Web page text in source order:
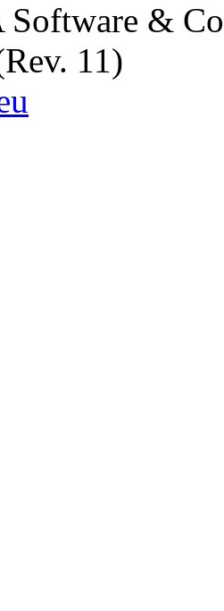
&
11)